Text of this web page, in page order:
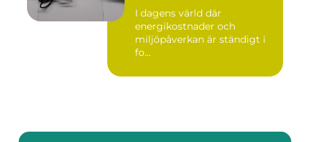
I dagens värld där
energikostnader och
miljöpåverkan är ständigt i
fo...